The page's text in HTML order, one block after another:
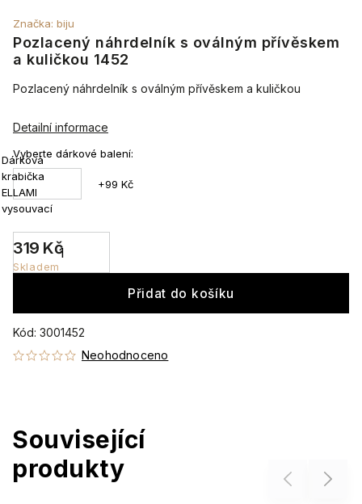
Pozlacený náhrdelník s oválným přívěskem
a kuličkou 1452
Neohodnoceno
Kód: 3001452
Značka: biju
319 Kč
Skladem
Vyberte dárkové balení:
Dárková
krabička
ELLAMI
vysouvací
+99 Kč
Přidat do košíku
Pozlacený náhrdelník s oválným přívěskem a kuličkou
Detailní informace
Související
produkty
Previous Next